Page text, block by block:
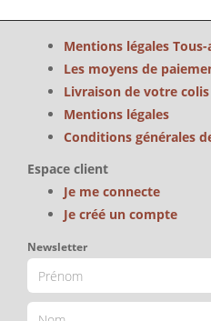
Mentions légales
Les moyens de
Livraison de votre colis
Mentions légales
Conditions générales
Espace client
Je me connecte
Je créé un compte
Newsletter